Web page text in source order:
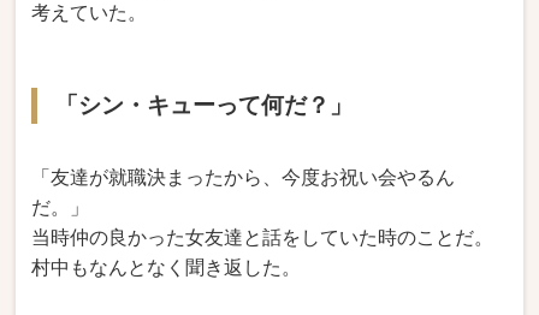
考えていた。
「シン・キューって何だ？」
「友達が就職決まったから、今度お祝い会やるん
だ。」
当時仲の良かった女友達と話をしていた時のことだ。
村中もなんとなく聞き返した。